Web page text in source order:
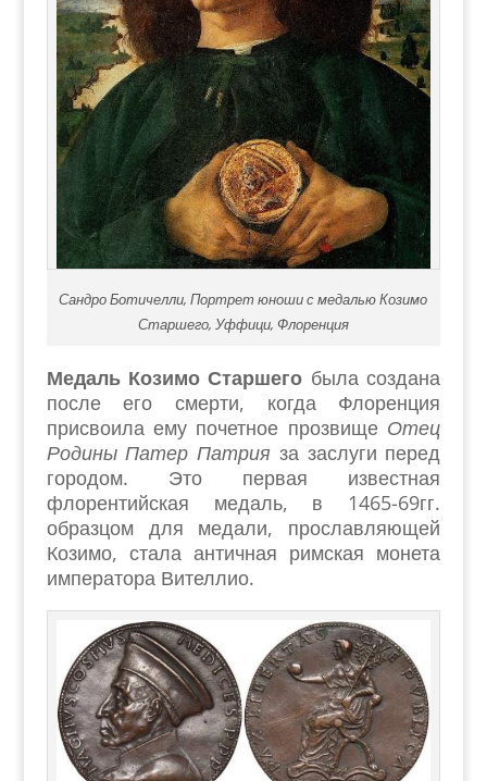
Сандро Ботичелли, Портрет юноши с медалью Козимо
Старшего, Уффици, Флоренция
Медаль Козимо Старшего была создана
после его смерти, когда Флоренция
присвоила ему почетное прозвище Отец
Родины Патер Патрия за заслуги перед
городом. Это первая известная
флорентийская медаль, в 1465-69гг.
образцом для медали, прославляющей
Козимо, стала античная римская монета
императора Вителлио.